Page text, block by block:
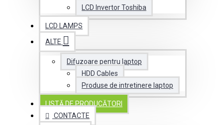
LCD Invertor Toshiba
LCD LAMPS
ALTE
Difuzoare pentru laptop
HDD Cables
Produse de intretinere laptop
LISTĂ DE PRODUCĂTORI
CONTACTE